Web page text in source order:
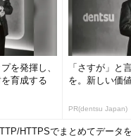
を発揮し、
育成する
「さすが」と
を。新しい価
PR(dentsu Japan)
HTTPSでまとめてデータ